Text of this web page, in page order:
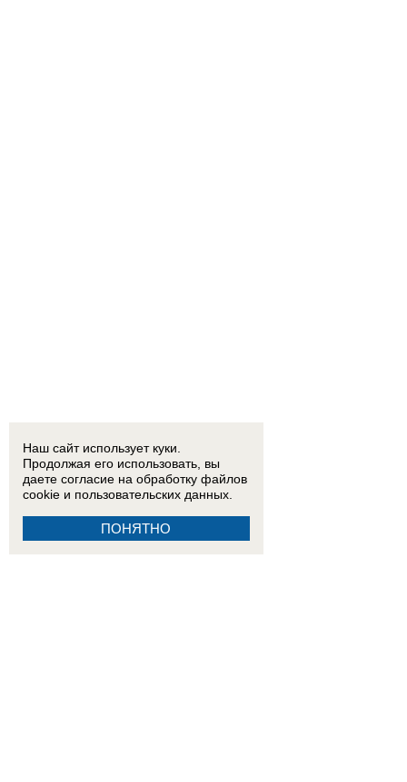
Наш сайт использует куки.
Продолжая его использовать, вы
даете согласие на обработку файлов
cookie и пользовательских данных.
ПОНЯТНО